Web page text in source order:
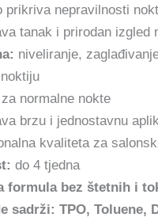
prikriva nepravilnosti
tanak i prirodan izgled
niveliranje,
normalne nokte
brzu i jednostavnu
kvaliteta za
do 4 tjedna
formula bez štetnih i
sadrži: TPO, Toluene,